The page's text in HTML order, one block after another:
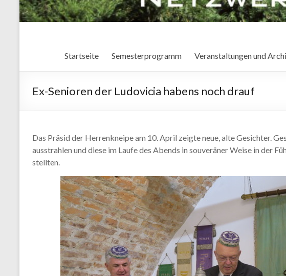
Startseite Semesterprogramm Veranstaltungen und
Ex-Senioren der Ludovicia habens noch drauf
Das Präsid der Herrenkneipe am 10. April zeigte neue, alte Gesichter.
ausstrahlen und diese im Laufe des Abends in souveräner Weise in der
stellten.